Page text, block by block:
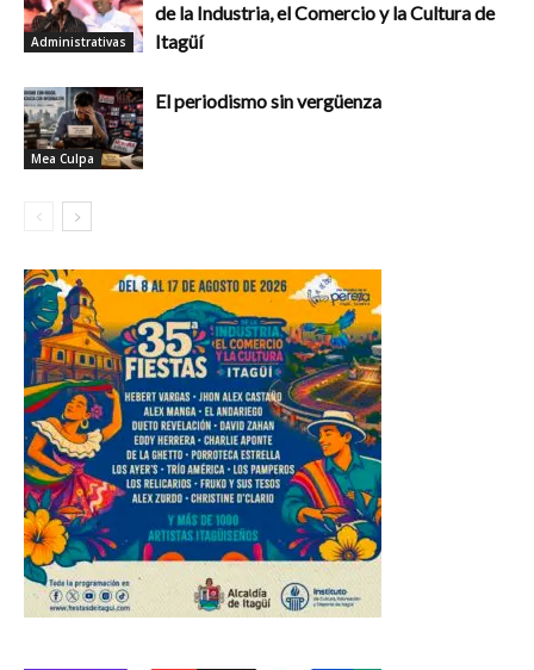
Administrativas
de la Industria, el Comercio y la Cultura de
Itagüí
Mea Culpa
El periodismo sin vergüenza